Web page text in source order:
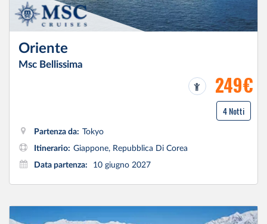
Oriente
Msc Bellissima
249€
4 Notti
Partenza da: Tokyo
Itinerario: Giappone, Repubblica Di Corea
Data partenza:
10 giugno 2027